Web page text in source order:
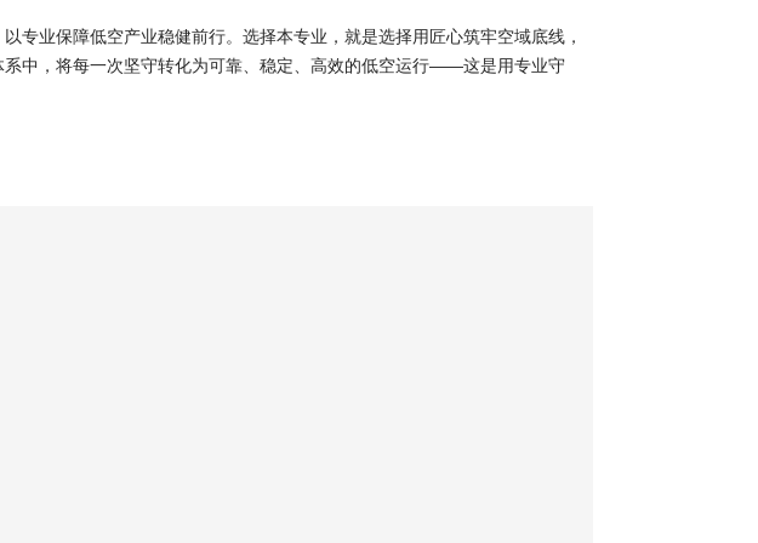
专业保障低空产业稳健前行。选择本专业，就是选择用匠心筑牢空域底线，
中，将每一次坚守转化为可靠、稳定、高效的低空运行——这是用专业守